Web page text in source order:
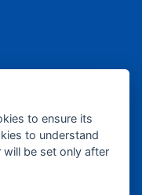
to ensure its
to understand
be set only after